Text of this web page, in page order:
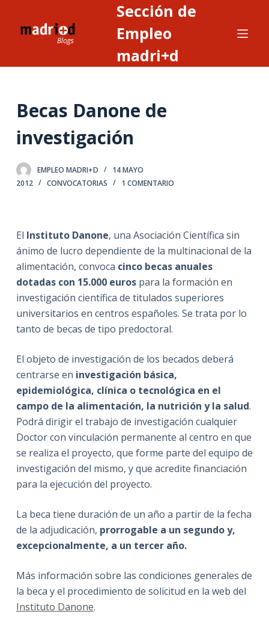
n
o
Sección de
Empleo
madri+d
Becas Danone de
investigación
EMPLEO MADRI+D
14 MAYO
2012
CONVOCATORIAS 1 COMENTARIO
El Instituto Danone, una Asociación Científica sin
ánimo de lucro dependiente de la multinacional de la
alimentación, convoca cinco becas anuales
dotadas con 15.000 eurospara la formación en
investigación científica de titulados superiores
universitarios en centros españoles. Se trata por lo
tanto de becas de tipo predoctoral.
El objeto de investigación de los becados deberá
centrarse en investigación básica,
epidemiológica, clínica o tecnológica en el
campo de la alimentación, la nutrición y la salud.
Podrá dirigir el trabajo de investigación cualquier
Doctor con vinculación permanente al centro en que
se realiza el proyecto, que forme parte del equipo de
investigación del mismo, y que acredite financiación
para la ejecución del proyecto.
La beca tiene duración de un año a partir de la fecha
de la adjudicación, prorrogable a un segundo y,
excepcionalmente, a un tercer año.
Más información sobre las condiciones generales de
la beca y el procedimiento de solicitud en la web del
Instituto Danone.